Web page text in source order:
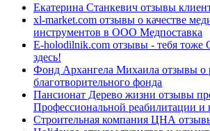
Екатерина Станкевич отзывы
xl-market.com отзывы о качестве
инструментов в ООО Медпоставка
E-holodilnik.com отзывы - тебя
здесь!
Фонд Архангела Михаила отзывы о
благотворительного фонда
Пансионат Дерево жизни отзывы
Профессиональной реабилитации и
Строительная компания ЦНА